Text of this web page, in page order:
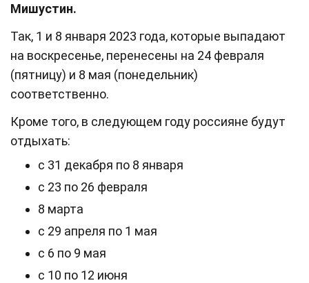
Мишустин.
Так, 1 и 8 января 2023 года, которые выпадают
на воскресенье, перенесены на 24 февраля
(пятницу) и 8 мая (понедельник)
соответственно.
Кроме того, в следующем году россияне будут
отдыхать:
с 31 декабря по 8 января
с 23 по 26 февраля
8 марта
с 29 апреля по 1 мая
с 6 по 9 мая
с 10 по 12 июня